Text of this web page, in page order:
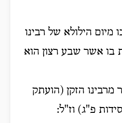
מיום הילולא של רבינו
בו אשר שבע רצון הוא
מרבינו הזקן (הועתק
פ"ג) וז"ל: